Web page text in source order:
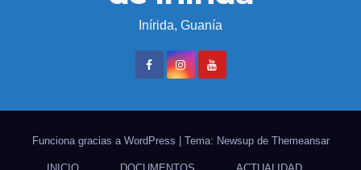
Inírida, Guanía
Funciona gracias a WordPress Tema: Newsup de Themeansar